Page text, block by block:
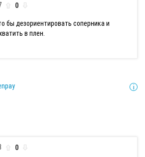
0
бы дезориентировать соперника и
в плен.
0